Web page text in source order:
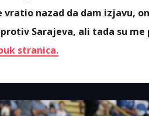
vratio nazad da dam izjavu,
Sarajeva, ali tada su
stranica.